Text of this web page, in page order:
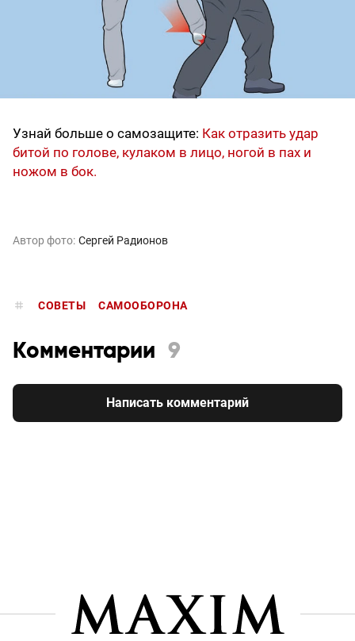
Узнай больше о самозащите: Как отразить удар
битой по голове, кулаком в лицо, ногой в пах и
ножом в бок.
Автор фото: Сергей Радионов
СОВЕТЫ САМООБОРОНА
Комментарии 9
Написать комментарий